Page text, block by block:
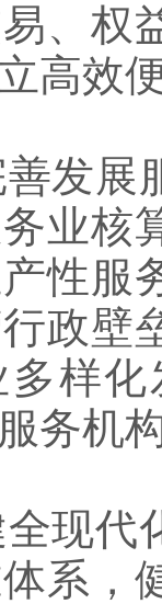
、权
高效
展服
业核
性服
政壁
样
务机
代化
系，